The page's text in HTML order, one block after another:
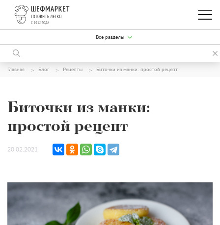
Все разделы
Главная Блог Рецепты Биточки из манки: простой рецепт
Биточки из манки:
простой рецепт
20.02.2021